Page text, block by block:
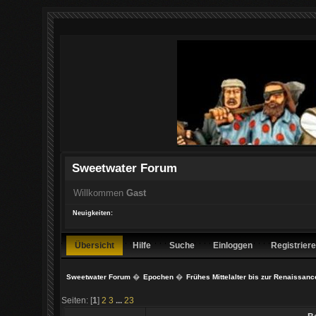
Sweetwater Forum
Willkommen Gast
Neuigkeiten:
Übersicht Hilfe Suche Einloggen
Sweetwater Forum� Epochen� Frühes Mittelalter bis zur
Seiten: [1]2 3 ...23